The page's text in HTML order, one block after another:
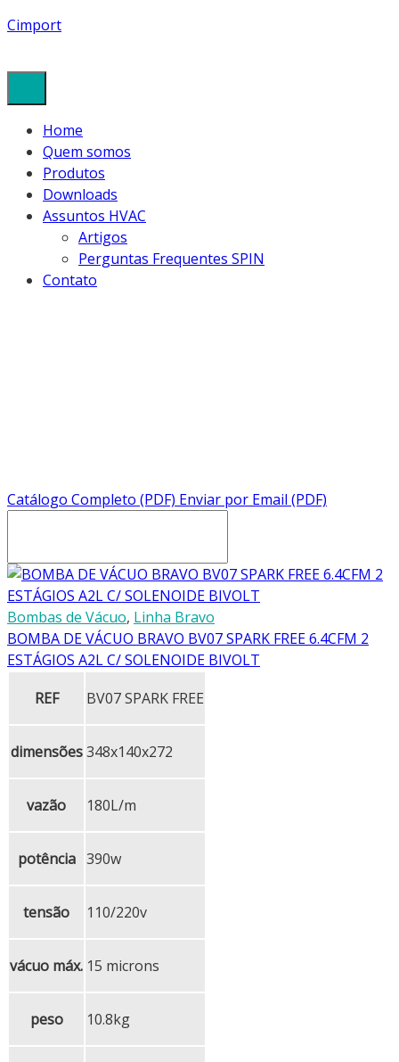
Cimport
Home
Quem somos
Produtos
Downloads
Assuntos HVAC
Artigos
Perguntas Frequentes SPIN
Contato
Catálogo Completo (PDF) Enviar por Email (PDF)
Bombas de Vácuo, Linha Bravo
BOMBA DE VÁCUO BRAVO BV07 SPARK FREE 6.4CFM 2
ESTÁGIOS A2L C/ SOLENOIDE BIVOLT
REF
BV07 SPARK FREE
dimensões 348x140x272
vazão 180L/m
potência 390w
tensão 110/220v
vácuo máx. 15 microns
peso 10.8kg